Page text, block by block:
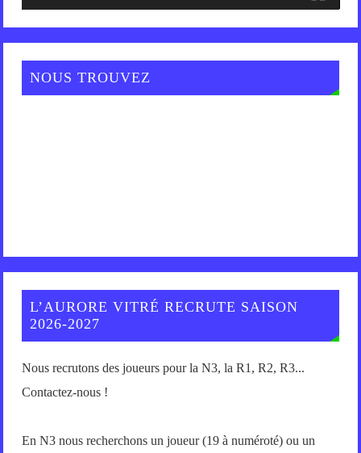
NOUS TROUVEZ
L’AURORE VITRÉ RECRUTE SAISON
2026-2027
Nous recrutons des joueurs pour la N3, la R1, R2, R3...
Contactez-nous !
En N3 nous recherchons un joueur (19 à numéroté) ou un